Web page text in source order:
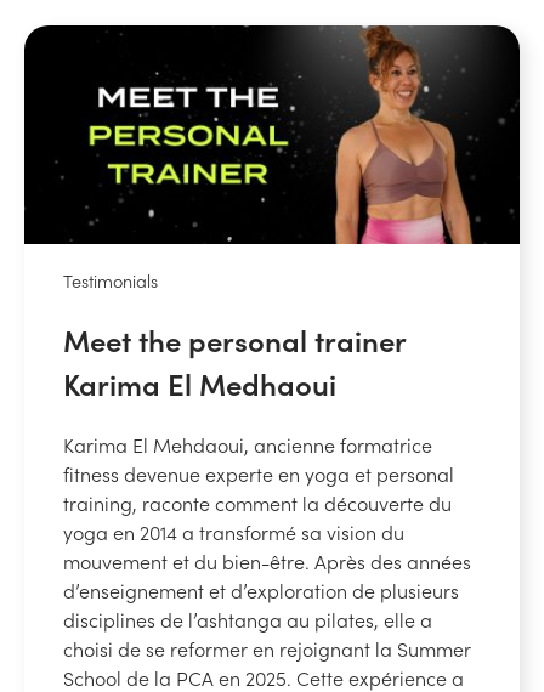
Testimonials
Meet the personal trainer
Karima El Medhaoui
Karima El Mehdaoui, ancienne formatrice
fitness devenue experte en yoga et personal
training, raconte comment la découverte du
yoga en 2014 a transformé sa vision du
mouvement et du bien-être. Après des années
d’enseignement et d’exploration de plusieurs
disciplines de l’ashtanga au pilates, elle a
choisi de se reformer en rejoignant la Summer
School de la PCA en 2025. Cette expérience a